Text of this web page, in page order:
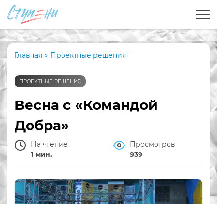
Главная » Проектные решения
ПРОЕКТНЫЕ РЕШЕНИЯ
Весна с «Командой
Добра»
На чтение
1 мин.
Просмотров
939